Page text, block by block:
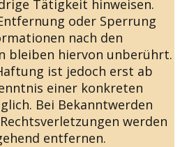
Tätigkeit hinweisen.
oder Sperrung
nach den
bleiben hiervon unberührt.
ist jedoch erst ab
einer konkreten
Bei Bekanntwerden
werden
entfernen.